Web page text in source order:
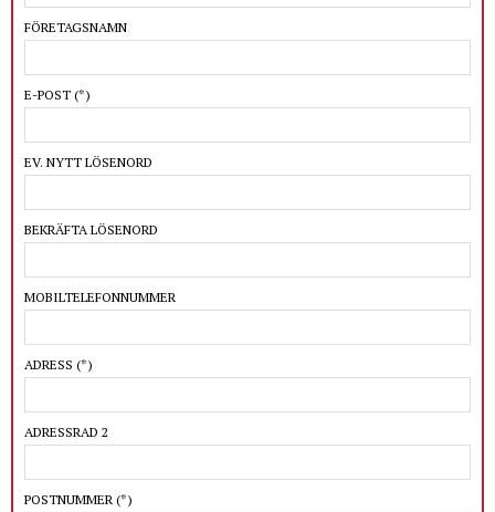
FÖRETAGSNAMN
E-POST (*)
EV. NYTT LÖSENORD
BEKRÄFTA LÖSENORD
MOBILTELEFONNUMMER
ADRESS (*)
ADRESSRAD 2
POSTNUMMER (*)